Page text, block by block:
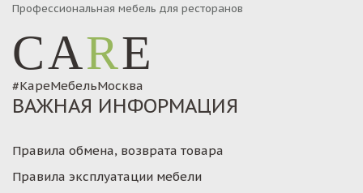
Профессиональная мебель для ресторанов
CARE
#КареМебельМосква
ВАЖНАЯ ИНФОРМАЦИЯ
Правила обмена, возврата товара
Правила эксплуатации мебели